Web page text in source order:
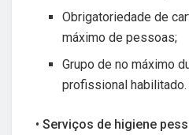
Obrigatoriedade de
máximo de pessoas;
Grupo de no máximo
profissional habilitado.
• Serviços de higiene